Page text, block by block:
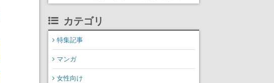
カテゴリ
特集記事
マンガ
女性向け